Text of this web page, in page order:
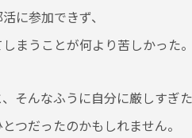
に参加できず、
まうことが何より苦しかった。
そんなふうに自分に厳しすぎた
つだったのかもしれません。